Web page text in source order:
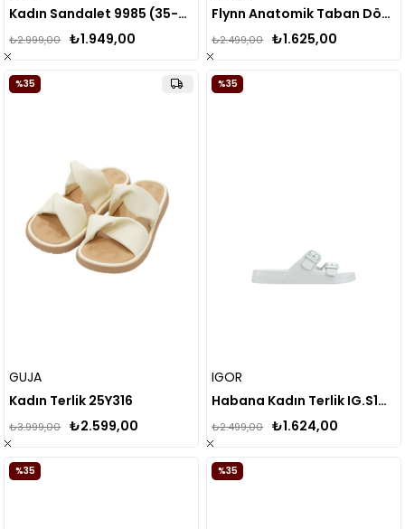
Kadın Sandalet 9985 (35-41)
₺1.949,00
₺2.999,00
Flynn Anatomik Taban Dört Mevsim Kadın Terlik
₺1.625,00
₺2.499,00
GUJA
Kadın Terlik 25Y316
₺2.599,00
₺3.999,00
%35
IGOR
Habana Kadın Terlik IG.S10318
₺1.624,00
₺2.499,00
%35
%35 %35